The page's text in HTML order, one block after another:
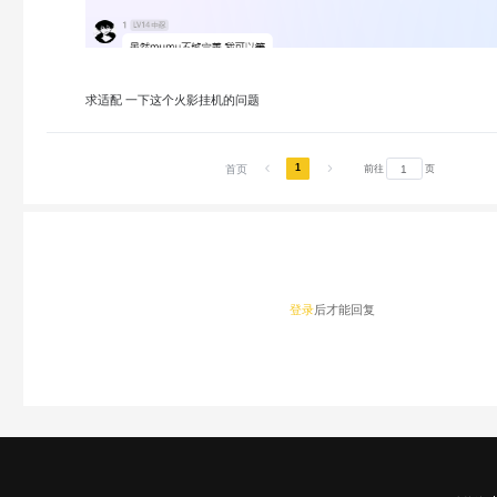
求适配 一下这个火影挂机的问题
首页 1 前往 页
登录后才能回复